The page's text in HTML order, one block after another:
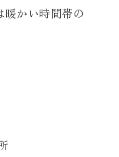
かい時間帯の